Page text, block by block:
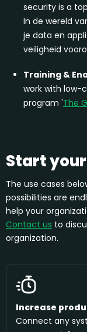
security is a
In de wereld
je data en
veiligheid
Training &
work with low-
program 'The
Start
The use cases
possibilities are
help your
Contact us to
organization.
Increase
Connect any